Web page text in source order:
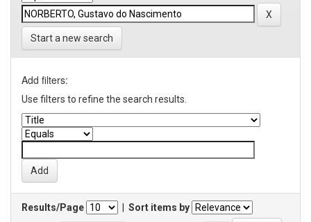
Start a new search
Add filters:
Use filters to refine the search results.
Results/Page
Sort items by